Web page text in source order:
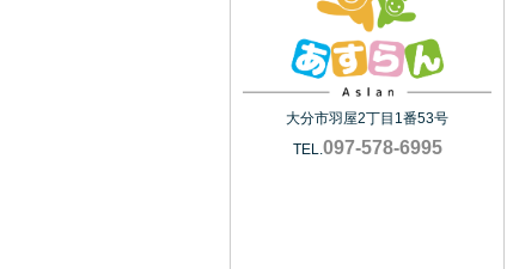
大分市羽屋2丁目1番53号
TEL. 097-578-6995